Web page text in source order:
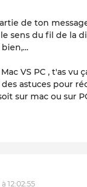
de ton
sens du fil de la
VS PC , t'as vu
astuces pour
sur mac ou sur
12:02:55